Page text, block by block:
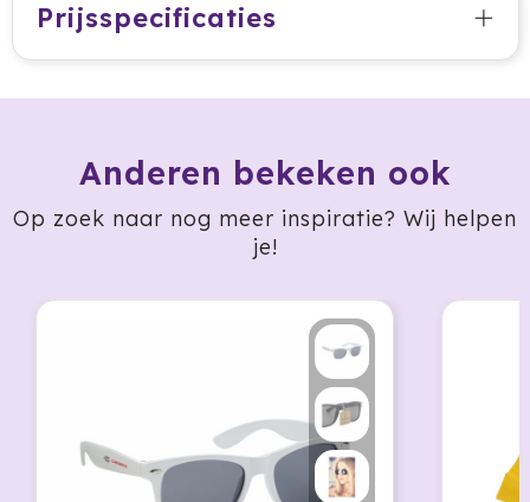
JBL
Kambukka
Klean Kanteen
Prijsspecificaties
Anderen bekeken ook
Op zoek naar nog meer inspiratie? Wij helpen
je!